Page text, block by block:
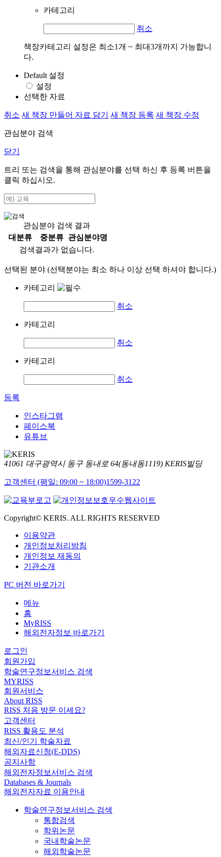
카테고리
취소
책장카테고리 설정은 최소1개 ~ 최대3개까지 가능합니
다.
Default 설정
설정
선택한 자료
취소 새 책장 만들어 자료 담기 새 책장 등록 새 책장 수정
관심분야 검색
닫기
트리 또는 검색을 통해 관심분야를 선택 하신 후 등록 버튼을
클릭 하십시오.
관심분야 검색 결과
대분류
중분류
관심분야명
검색결과가 없습니다.
선택된 분야 (선택분야는 최소 하나 이상 선택 하셔야 합니다.)
카테고리
취소
카테고리
취소
카테고리
취소
등록
인스타그램
페이스북
유튜브
41061 대구광역시 동구 동내로 64(동내동1119) KERIS빌딩
고객센터 (평일: 09:00 ~ 18:00)1599-3122
Copyright© KERIS. ALL RIGHTS RESERVED
이용약관
개인정보처리방침
개인정보 재동의
기관소개
PC 버전 바로가기
메뉴
홈
MyRISS
해외전자정보 바로가기
로그인
회원가입
학술연구정보서비스 검색
MYRISS
회원서비스
About RISS
RISS 처음 방문 이세요?
고객센터
RISS 활용도 분석
최신/인기 학술자료
해외자료신청(E-DDS)
공지사항
해외전자정보서비스 검색
Databases & Journals
해외전자자료 이용안내
학술연구정보서비스 검색
통합검색
학위논문
국내학술논문
해외학술논문